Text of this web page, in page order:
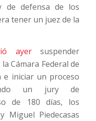
de defensa de los
tener un juez de la
ayersuspender
Cámara Federal de
e iniciar un proceso
un jury de
de 180 días, los
Miguel Piedecasas